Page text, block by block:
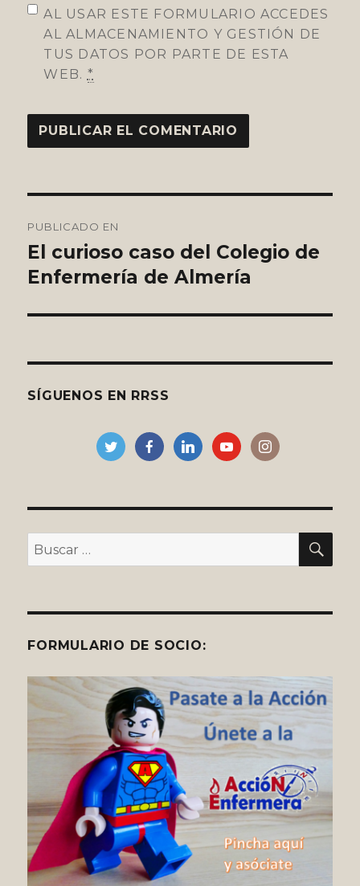
AL USAR ESTE FORMULARIO ACCEDES
AL ALMACENAMIENTO Y GESTIÓN DE
TUS DATOS POR PARTE DE ESTA
WEB. *
de
entradas
PUBLICADO EN
El curioso caso del Colegio de
Enfermería de Almería
SÍGUENOS EN RRSS
Buscar
por:
FORMULARIO DE SOCIO: